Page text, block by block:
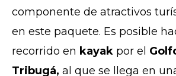
componente de atractivos
en este paquete. Es posible
recorrido en kayak por el
Tribugá, al que se llega en